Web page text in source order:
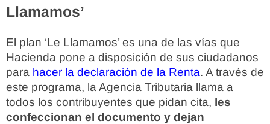
Llamamos’
El plan ‘Le Llamamos’ es una de las vías que
Hacienda pone a disposición de sus ciudadanos
para hacer la declaración de la Renta. A través de
este programa, la Agencia Tributaria llama a
todos los contribuyentes que pidan cita, les
confeccionan el documento y dejan